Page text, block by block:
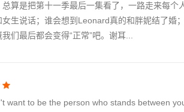
算是把第十一季最后一集看了，一路走来每
女生说话；谁会想到Leonard真的和胖妮结了婚
们最后都会变得“正常”吧。谢耳...
want to be the person who stands between